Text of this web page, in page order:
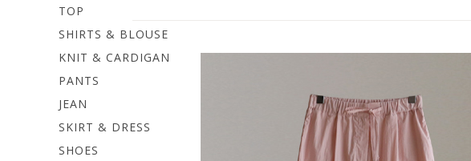
TOP
SHIRTS & BLOUSE
KNIT & CARDIGAN
PANTS
JEAN
SKIRT & DRESS
SHOES